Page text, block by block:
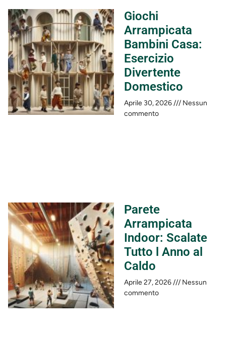
Giochi
Arrampicata
Bambini Casa:
Esercizio
Divertente
Domestico
Aprile 30, 2026
Nessun
commento
Parete
Arrampicata
Indoor: Scalate
Tutto l Anno al
Caldo
Aprile 27, 2026
Nessun
commento